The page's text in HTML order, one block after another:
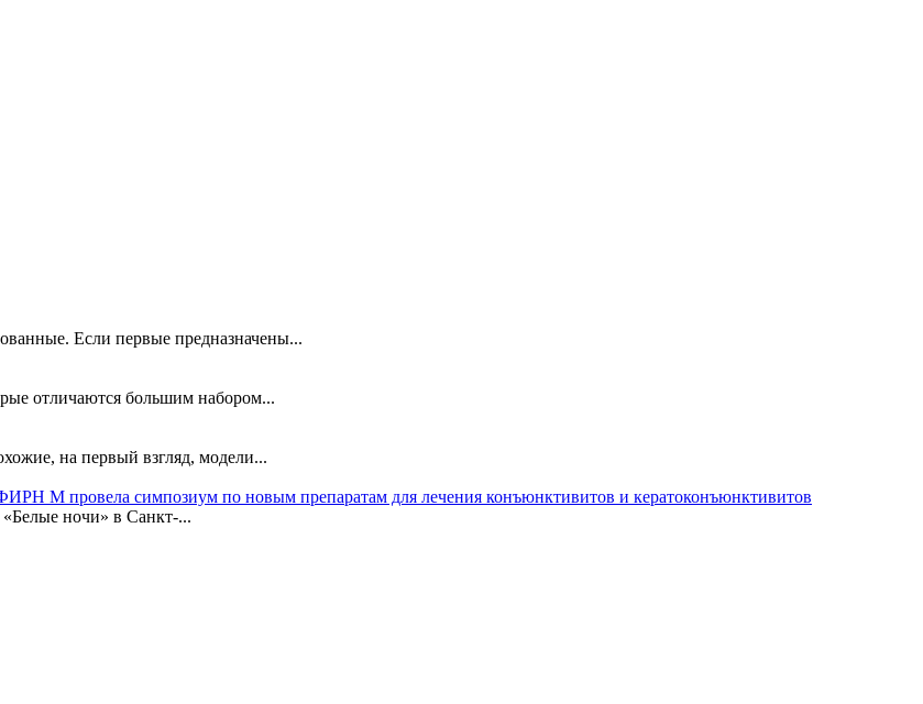
Если первые предназначены...
отличаются большим набором...
на первый взгляд, модели...
М провела симпозиум по новым препаратам для лечения конъюнктивитов и кератоконъюнктивитов
ночи» в Санкт-...